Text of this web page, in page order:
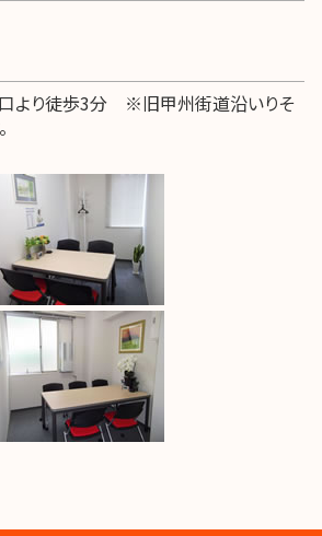
より徒歩3分 ※旧甲州街道沿いりそ